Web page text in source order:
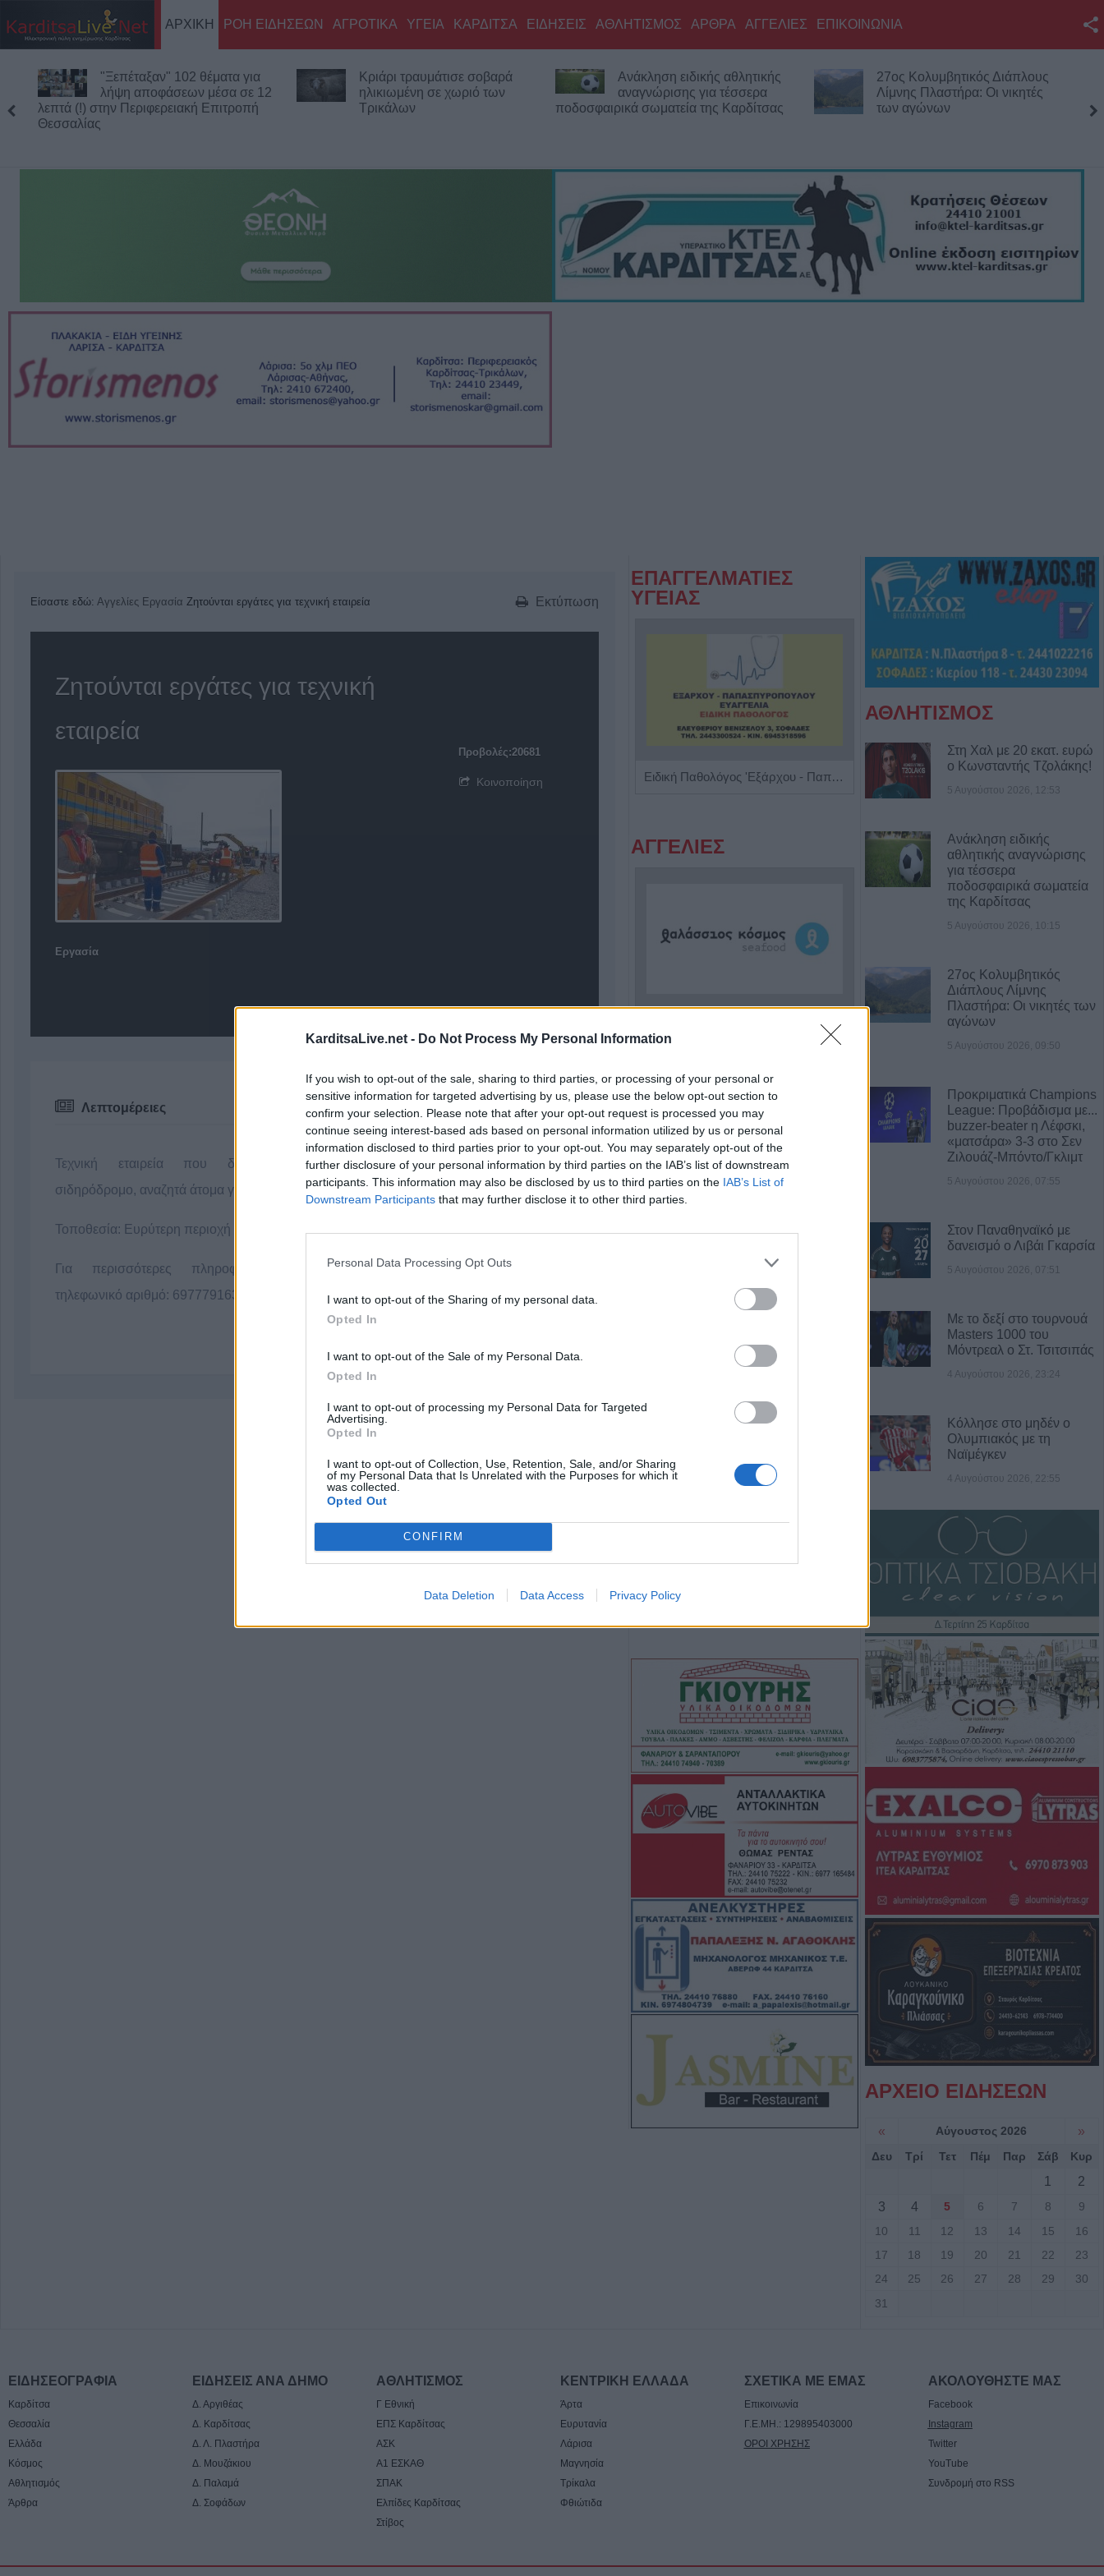
KarditsaLive.net - Do Not Process My Personal Information
If you wish to opt-out of the sale, sharing to third parties, or processing of your personal or
sensitive information for targeted advertising by us, please use the below opt-out section to
confirm your selection. Please note that after your opt-out request is processed you may
continue seeing interest-based ads based on personal information utilized by us or personal
information disclosed to third parties prior to your opt-out. You may separately opt-out of the
further disclosure of your personal information by third parties on the IAB’s list of downstream
participants. This information may also be disclosed by us to third parties on the IAB’s List of
Downstream Participants that may further disclose it to other third parties.
Personal Data Processing Opt Outs
I want to opt-out of the Sharing of my personal data.
Opted In
I want to opt-out of the Sale of my Personal Data.
Opted In
I want to opt-out of processing my Personal Data for Targeted
Advertising.
Opted In
I want to opt-out of Collection, Use, Retention, Sale, and/or Sharing
of my Personal Data that Is Unrelated with the Purposes for which it
was collected.
Opted Out
CONFIRM
Data Deletion Data Access Privacy Policy
Twitter
Επικοινωνία με το
ΑΡΧΙΚΗ ΡΟΗ ΕΙΔΗΣΕΩΝ ΑΓΡΟΤΙΚΑ ΥΓΕΙΑ ΚΑΡΔΙΤΣΑ ΕΙΔΗΣΕΙΣ ΑΘΛΗΤΙΣΜΟΣ ΑΡΘΡΑ ΑΓΓΕΛΙΕΣ ΕΠΙΚΟΙΝΩΝΙΑ
Κριάρι τραυμάτισε σοβαρά
ηλικιωμένη σε χωριό των
Τρικάλων
Ανάκληση ειδικής αθλητικής
αναγνώρισης για τέσσερα
ποδοσφαιρικά σωματεία της Καρδίτσας
27ος Κολυμβητικός Διάπλους
Λίμνης Πλαστήρα: Οι νικητές
των αγώνων
Θανατηφόρο τροχαίο για
33χρονο μοτοσικλετιστή στην
Πιερία
Εκτύπωση
Είσαστε εδώ: Αγγελίες Εργασία Ζητούνται εργάτες για τεχνική εταιρεία
Ζητούνται εργάτες για τεχνική
εταιρεία
Εργασία
Προβολές:20681
Κοινοποίηση
Λεπτομέρειες
Τεχνική εταιρεία που δραστηριοποιείται στον
σιδηρόδρομο, αναζητά άτομα για εξωτερική εργασία.
Τοποθεσία: Ευρύτερη περιοχή της Καρδίτσας.
Για περισσότερες πληροφορίες καλέστε στον
τηλεφωνικό αριθμό: 6977791630 (κ. Γιώργος)
ΕΠΑΓΓΕΛΜΑΤΙΕΣ
ΥΓΕΙΑΣ
Ειδική Παθολόγος 'Εξάρχου - Παπασπυροπούλου Ευαγγελία'
ΑΓΓΕΛΙΕΣ
Η εταιρεία ΘΑΛΑΣΣΙΟΣ ΚΟΣΜΟΣ Α.Ε.Β.Ε. επιθυμεί να προσλάβει Αποθηκάριο
ΤΕΛΕΥΤΑΙΑ ΝΕΑ
των πληγέντων - Το σχέδιο
που επλήγησαν από τις
Μικροσκοπικές δίνες
5 Αυγούστου 2026, 18:15
Άδωνι Γεωργιάδη στο
ανακαινισμένο Κ.Y.
5 Αυγούστου 2026, 16:58
Αναρτήθηκαν τα οριστικά
για 51 θέσεις ειδικού
Ε.Φ.Ε.Τ.: Ανάκληση μη ασφαλών
τροφίμων τύπου καραμελών ζελέ
και συναφών γλυκισμάτων
5 Αυγούστου 2026, 15:48
Τάσος Τσιαπλές: Μεγάλες οι
ευθύνες κυβέρνησης και
περιφέρειας Θεσσαλίας, για την
επανεμφάνιση της ευλογιάς
5 Αυγούστου 2026, 15:40
40 νέα κράνη για τους
αστυνομικούς της Ομάδας ΔΙ.ΑΣ.
5 Αυγούστου 2026, 15:26
Πρόσκληση Υποβολής
Υποψηφιοτήτων στο Π.Μ.Σ.
«Διαχείριση Περιβάλλοντος»
(2026–2027)
Προγραμματισμένες διακοπές
ηλεκτροδότησης την Πέμπτη (6/8)
στις Τ.Κ. Σμοκόβου,
Λουτροπηγής, Θραψιμίου,
Σε Άρτα και Βραγκιανά ο
Μητροπολίτης κ. Τιμόθεος το
διήμερο 7-8 Αυγούστου
ΑΘΛΗΤΙΣΜΟΣ
Στη Χαλ με 20 εκατ. ευρώ
ο Κωνσταντής Τζολάκης!
5 Αυγούστου 2026, 12:53
Ανάκληση ειδικής
αθλητικής αναγνώρισης
για τέσσερα
ποδοσφαιρικά σωματεία
της Καρδίτσας
5 Αυγούστου 2026, 10:15
27ος Κολυμβητικός
Διάπλους Λίμνης
Πλαστήρα: Οι νικητές των
αγώνων
5 Αυγούστου 2026, 09:50
Προκριματικά Champions
League: Προβάδισμα με...
buzzer-beater η Λέφσκι,
«ματσάρα» 3-3 στο Σεν
Ζιλουάζ-Μπόντο/Γκλιμτ
5 Αυγούστου 2026, 07:55
Στον Παναθηναϊκό με
δανεισμό ο Λιβάι Γκαρσία
5 Αυγούστου 2026, 07:51
Με το δεξί στο τουρνουά
Masters 1000 του
Μόντρεαλ ο Στ. Τσιτσιπάς
4 Αυγούστου 2026, 23:24
Κόλλησε στο μηδέν ο
Ολυμπιακός με τη
Ναϊμέγκεν
4 Αυγούστου 2026, 22:55
ΑΡΧΕΙΟ ΕΙΔΗΣΕΩΝ
« Αύγουστος 2026 »
Δευ Τρί Τετ Πέμ Παρ Σάβ Κυρ
1
2
3
4 5 6 7 8
9
10
11 12 13 14 15
16
17
18 19 20 21 22
23
24
25 26 27 28 29
30
31
ΕΙΔΗΣΕΟΓΡΑΦΙΑ
Καρδίτσα
Θεσσαλία
Ελλάδα
Κόσμος
Αθλητισμός
Άρθρα
ΕΙΔΗΣΕΙΣ ΑΝΑ ΔΗΜΟ
Δ. Αργιθέας
Δ. Καρδίτσας
Δ. Λ. Πλαστήρα
Δ. Μουζάκιου
Δ. Παλαμά
Δ. Σοφάδων
ΑΘΛΗΤΙΣΜΟΣ
Γ Εθνική
ΕΠΣ Καρδίτσας
ΑΣΚ
Α1 ΕΣΚΑΘ
ΣΠΑΚ
Ελπίδες Καρδίτσας
Στίβος
ΚΕΝΤΡΙΚΗ ΕΛΛΑΔΑ
Άρτα
Ευρυτανία
Λάρισα
Μαγνησία
Τρίκαλα
Φθιώτιδα
ΣΧΕΤΙΚΑ ΜΕ ΕΜΑΣ
Επικοινωνία
Γ.Ε.ΜΗ.: 129895403000
ΟΡΟΙ ΧΡΗΣΗΣ
ΑΚΟΛΟΥΘΗΣΤΕ ΜΑΣ
Facebook
Instagram
Twitter
YouTube
Συνδρομή στο RSS